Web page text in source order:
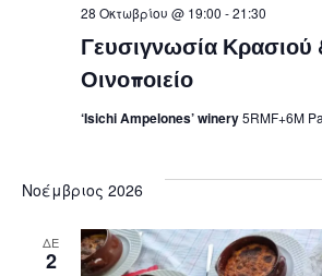
Γευσιγνωσία Κρασιού
Οινοποιείο
28 Οκτωβρίου @ 19:00 -21:30
‘Isichi Ampelones’ winery5RMF+6M
Νοέμβριος 2026
ΔΕ
2